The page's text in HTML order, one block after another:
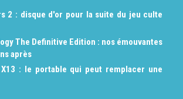
2 : disque d'or pour la suite du jeu culte
The Definitive Edition : nos émouvantes
après
: le portable qui peut remplacer une